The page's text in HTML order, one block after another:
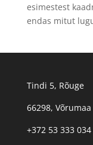
esimestest
endas mitut
Tindi 5, Rõuge
66298, Võrumaa
+372 53 333